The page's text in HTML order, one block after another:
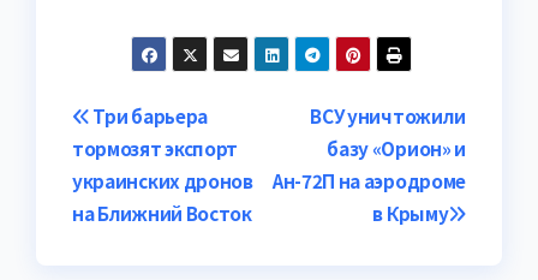
Навигация
по
записям
ВСУ уничтожили
базу «Орион» и
Ан-72П на аэродроме
в Крыму
Три барьера
тормозят экспорт
украинских дронов
на Ближний Восток